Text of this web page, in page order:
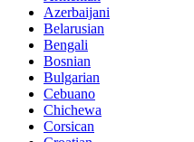
Azerbaijani
Belarusian
Bengali
Bosnian
Bulgarian
Cebuano
Chichewa
Corsican